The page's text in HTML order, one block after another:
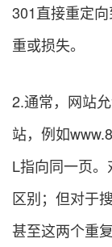
301直接重定
重或损失。
2.通常，网站
站，例如
L指向同一页
区别；但对于
甚至这两个重